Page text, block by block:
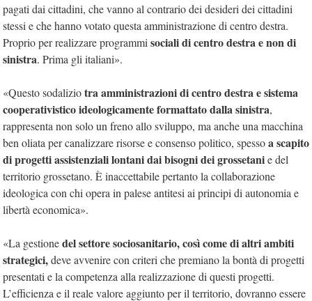
pagati dai cittadini, che vanno al contrario dei desideri dei cittadini
stessi e che hanno votato questa amministrazione di centro destra.
Proprio per realizzare programmi sociali di centro destra e non di
sinistra. Prima gli italiani».
«Questo sodaliziotra amministrazioni di centro destra e sistema
cooperativistico ideologicamente formattato dalla sinistra,
rappresenta non solo un freno allo sviluppo, ma anche una macchina
ben oliata per canalizzare risorse e consenso politico, spessoa scapito
di progetti assistenziali lontani dai bisogni dei grossetanie del
territorio grossetano. È inaccettabile pertanto la collaborazione
ideologica con chi opera in palese antitesi ai principi di autonomia e
libertà economica».
«La gestionedel settore sociosanitario, così come di altri ambiti
strategici,deve avvenire con criteri che premiano la bontà di progetti
presentati e la competenza alla realizzazione di questi progetti.
L’efficienza e il reale valore aggiunto per il territorio, dovranno essere